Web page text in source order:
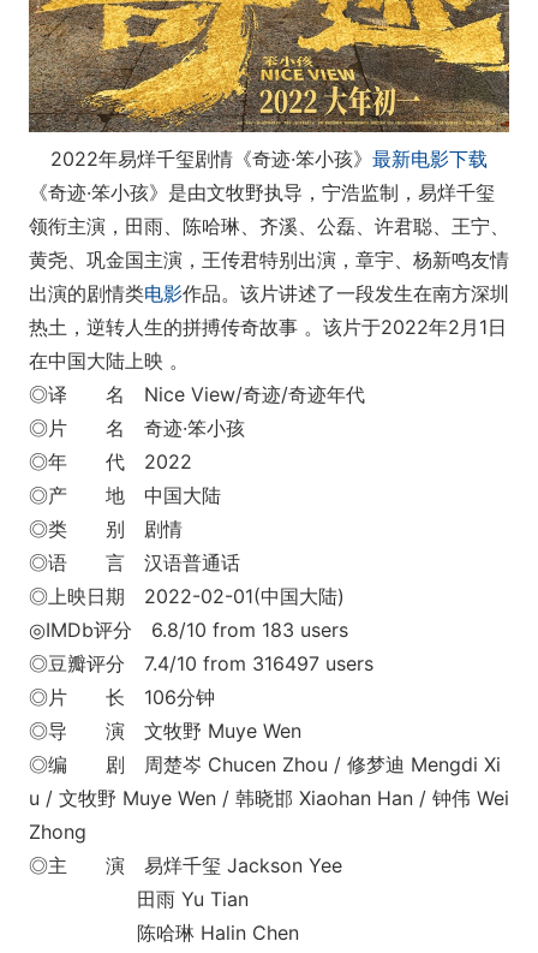
2022年易烊千玺剧情《奇迹·笨小孩》 最新电影下载
《奇迹·笨小孩》是由文牧野执导，宁浩监制，易烊千玺
领衔主演，田雨、陈哈琳、齐溪、公磊、许君聪、王宁、
黄尧、巩金国主演，王传君特别出演，章宇、杨新鸣友情
出演的剧情类电影作品。该片讲述了一段发生在南方深圳
热土，逆转人生的拼搏传奇故事 。该片于2022年2月1日
在中国大陆上映 。
◎译 名 Nice View/奇迹/奇迹年代
◎片 名 奇迹·笨小孩
◎年 代 2022
◎产 地 中国大陆
◎类 别 剧情
◎语 言 汉语普通话
◎上映日期 2022-02-01(中国大陆)
◎IMDb评分 6.8/10 from 183 users
◎豆瓣评分 7.4/10 from 316497 users
◎片 长 106分钟
◎导 演 文牧野 Muye Wen
◎编 剧 周楚岑 Chucen Zhou / 修梦迪 Mengdi Xi
u / 文牧野 Muye Wen / 韩晓邯 Xiaohan Han / 钟伟 Wei
Zhong
◎主 演 易烊千玺 Jackson Yee
田雨 Yu Tian
陈哈琳 Halin Chen